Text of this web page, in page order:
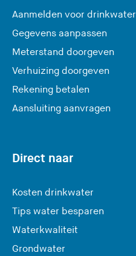
Aanmelden voor drinkwater
Gegevens aanpassen
Meterstand doorgeven
Verhuizing doorgeven
Rekening betalen
Aansluiting aanvragen
Direct naar
Kosten drinkwater
Tips water besparen
Waterkwaliteit
Grondwater